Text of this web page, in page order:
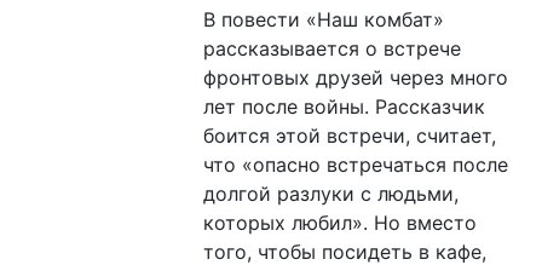
В повести «Наш комбат»
рассказывается о встрече
фронтовых друзей через много
лет после войны. Рассказчик
боится этой встречи, считает,
что «опасно встречаться после
долгой разлуки с людьми,
которых любил». Но вместо
того, чтобы посидеть в кафе,